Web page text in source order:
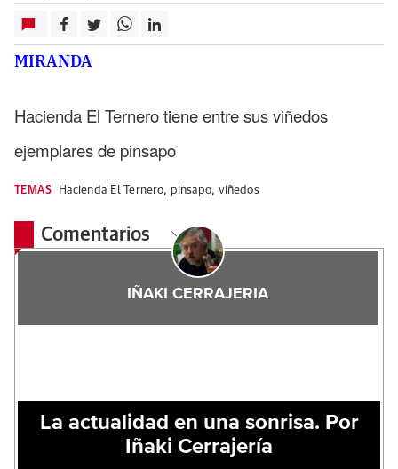
MIRANDA
Hacienda El Ternero tiene entre sus viñedos
ejemplares de pinsapo
TEMAS Hacienda El Ternero, pinsapo, viñedos
Comentarios
IÑAKI CERRAJERIA
La actualidad en una sonrisa. Por
Iñaki Cerrajería